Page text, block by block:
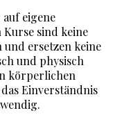
eigene
sind keine
ersetzen keine
und physisch
körperlichen
Einverständnis